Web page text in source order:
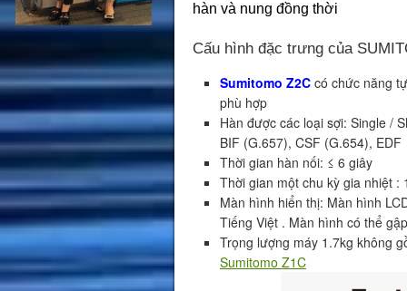
hàn và nung đồng thời
Cấu hình đặc trưng của
Sumitomo Z2C có chức năng
phù hợp
Hàn được các loại sợi: Single /
BIF (G.657), CSF (G.654), EDF
Thời gian hàn nối: ≤ 6 giây
Thời gian một chu kỳ gia nhiệt :
Màn hình hiển thị: Màn hình
Tiếng Việt . Màn hình có thể
Trọng lượng máy 1.7kg không
Sumitomo Z1C